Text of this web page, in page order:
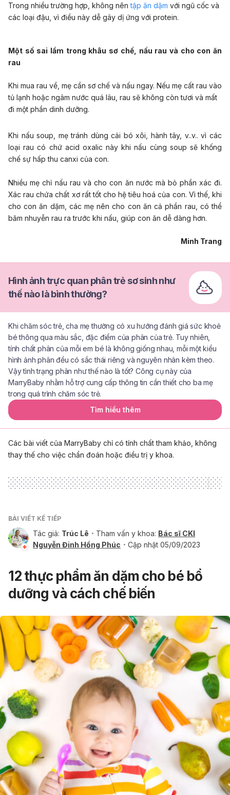
Trong nhiều trường hợp, không nêntập ăn dặm với ngũ cốc và
các loại đậu, vì điều này dễ gây dị ứng với protein.
Một số sai lầm trong khâu sơ chế, nấu rau và cho con ăn
rau
Khi mua rau về, mẹ cần sơ chế và nấu ngay. Nếu mẹ cất rau vào
tủ lạnh hoặc ngâm nước quá lâu, rau sẽ không còn tươi và mất
đi một phần dinh dưỡng.
Khi nấu soup, mẹ tránh dùng cải bó xôi, hành tây, v..v.. vì các
loại rau có chứ acid oxalic này khi nấu cùng soup sẽ khống
chế sự hấp thu canxi của con.
Nhiều mẹ chỉ nấu rau và cho con ăn nước mà bỏ phần xác đi.
Xác rau chứa chất xơ rất tốt cho hệ tiêu hoá của con. Vì thế, khi
cho con ăn dặm, các mẹ nên cho con ăn cả phần rau, có thể
băm nhuyễn rau ra trước khi nấu, giúp con ăn dễ dàng hơn.
Minh Trang
Hình ảnh trực quan phân trẻ sơ sinh như
thế nào là bình thường?
Khi chăm sóc trẻ, cha mẹ thường có xu hướng đánh giá sức khoẻ
bé thông qua màu sắc, đặc điểm của phân của trẻ. Tuy nhiên,
tính chất phân của mỗi em bé là không giống nhau, mỗi một kiểu
hình ảnh phân đều có sắc thái riêng và nguyên nhân kèm theo.
Vậy tình trạng phân như thế nào là tốt? Công cụ này của
MarryBaby nhằm hỗ trợ cung cấp thông tin cần thiết cho ba mẹ
trong quá trình chăm sóc trẻ.
Tìm hiểu thêm
Các bài viết của MarryBaby chỉ có tính chất tham khảo, không
thay thế cho việc chẩn đoán hoặc điều trị y khoa.
BÀI VIẾT KẾ TIẾP
Tác giả: Trúc Lê Tham vấn y khoa: Bác sĩ CKI
Nguyễn Đinh Hồng Phúc
Cập nhật 05/09/2023
12 thực phẩm ăn dặm cho bé bổ
dưỡng và cách chế biến